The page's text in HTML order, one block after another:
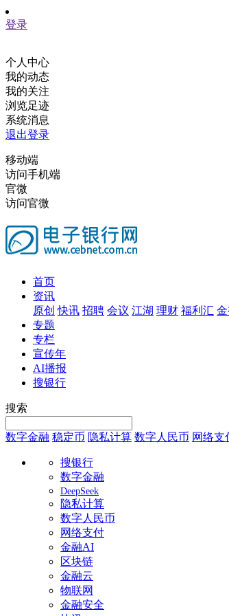
登录
个人中心
我的动态
我的关注
浏览足迹
系统消息
退出登录
移动端
访问手机端
官微
访问官微
首页
资讯
原创 快讯 招聘 会议 江湖 理财 福利汇
专题
专栏
宣传年
AI播报
搜银行
搜索
数字金融 稳定币 隐私计算 数字人民币 网络支
搜银行
数字金融
DeepSeek
隐私计算
数字人民币
网络支付
金融AI
区块链
金融云
物联网
金融安全